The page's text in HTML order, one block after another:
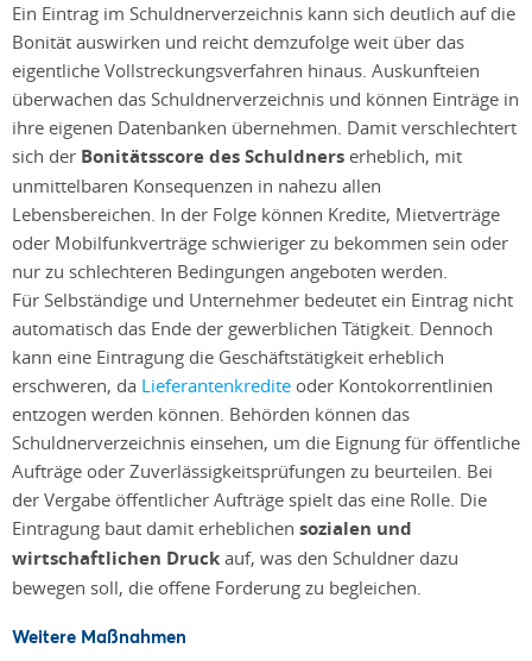
Ein Eintrag im Schuldnerverzeichnis kann sich deutlich auf die
Bonität auswirken und reicht demzufolge weit über das
eigentliche Vollstreckungsverfahren hinaus. Auskunfteien
überwachen das Schuldnerverzeichnis und können Einträge in
ihre eigenen Datenbanken übernehmen. Damit verschlechtert
sich der Bonitätsscore des Schuldners erheblich, mit
unmittelbaren Konsequenzen in nahezu allen
Lebensbereichen. In der Folge können Kredite, Mietverträge
oder Mobilfunkverträge schwieriger zu bekommen sein oder
nur zu schlechteren Bedingungen angeboten werden.
Für Selbständige und Unternehmer bedeutet ein Eintrag nicht
automatisch das Ende der gewerblichen Tätigkeit. Dennoch
kann eine Eintragung die Geschäftstätigkeit erheblich
erschweren, da Lieferantenkredite oder Kontokorrentlinien
entzogen werden können. Behörden können das
Schuldnerverzeichnis einsehen, um die Eignung für öffentliche
Aufträge oder Zuverlässigkeitsprüfungen zu beurteilen. Bei
der Vergabe öffentlicher Aufträge spielt das eine Rolle. Die
Eintragung baut damit erheblichen sozialen und
wirtschaftlichen Druck auf, was den Schuldner dazu
bewegen soll, die offene Forderung zu begleichen.
Weitere Maßnahmen